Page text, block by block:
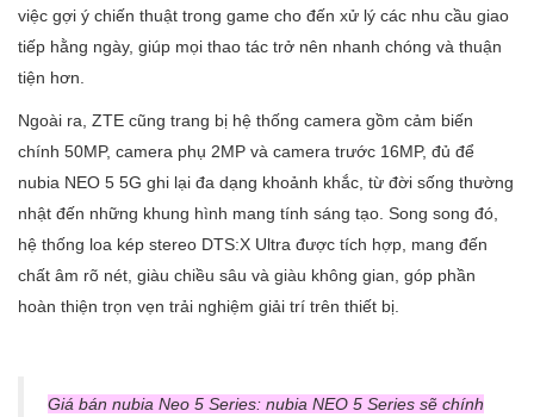
việc gợi ý chiến thuật trong game cho đến xử lý các nhu cầu giao
tiếp hằng ngày, giúp mọi thao tác trở nên nhanh chóng và thuận
tiện hơn.
Ngoài ra, ZTE cũng trang bị hệ thống camera gồm cảm biến
chính 50MP, camera phụ 2MP và camera trước 16MP, đủ để
nubia NEO 5 5G ghi lại đa dạng khoảnh khắc, từ đời sống thường
nhật đến những khung hình mang tính sáng tạo. Song song đó,
hệ thống loa kép stereo DTS:X Ultra được tích hợp, mang đến
chất âm rõ nét, giàu chiều sâu và giàu không gian, góp phần
hoàn thiện trọn vẹn trải nghiệm giải trí trên thiết bị.
Giá bán nubia Neo 5 Series: nubia NEO 5 Series sẽ chính